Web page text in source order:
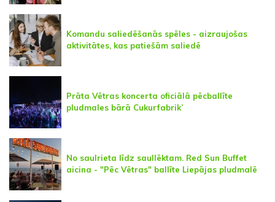
Komandu saliedēšanās spēles - aizraujošas
aktivitātes, kas patiešām saliedē
Prāta Vētras koncerta oficiālā pēcballīte
pludmales bārā Cukurfabrik’
No saulrieta līdz saullēktam. Red Sun Buffet
aicina - "Pēc Vētras" ballīte Liepājas pludmalē